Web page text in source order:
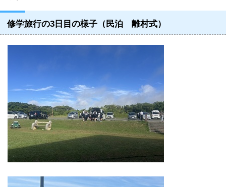
修学旅行の3日目の様子（民泊 離村式）